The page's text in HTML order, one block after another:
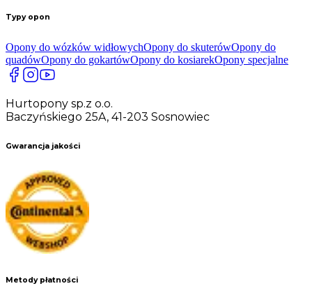
Typy opon
Opony do wózków widłowychOpony do skuterówOpony do
quadówOpony do gokartówOpony do kosiarekOpony specjalne
Hurtopony sp.z o.o.
Baczyńskiego 25A, 41-203 Sosnowiec
Gwarancja jakości
Metody płatności